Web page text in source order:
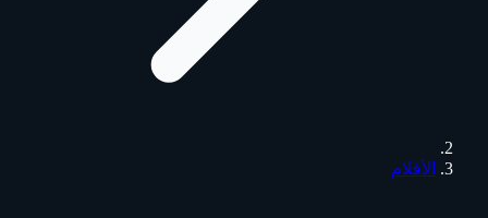
الأفلام